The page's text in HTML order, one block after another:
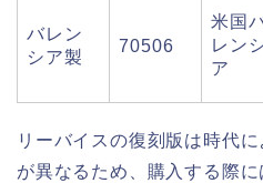
バレン
シア製
70506
米国
レン
ア
リーバイスの復刻版は時代
が異なるため、購入する際